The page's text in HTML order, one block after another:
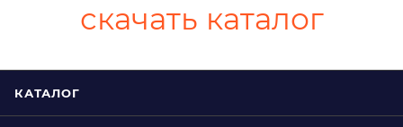
скачать каталог
КАТАЛОГ